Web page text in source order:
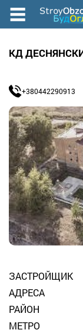
Перейти
содержанию
КД
+380442290913
ЗАСТРОЙЩИК
АДРЕСА
РАЙОН
МЕТРО